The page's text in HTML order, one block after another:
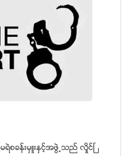
t
i
o
စခန္းမွဴးႏွင့္အဖဲြ႕သည္ လိႈင္ၿ